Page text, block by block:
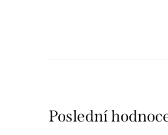
Poslední